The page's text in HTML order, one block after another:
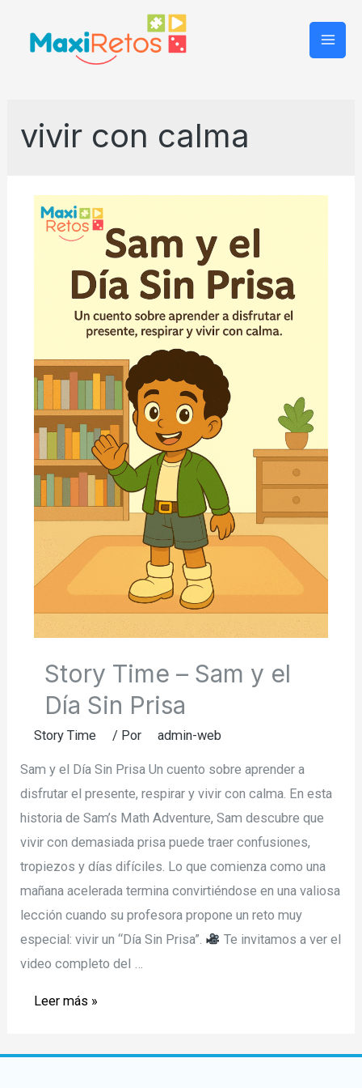
vivir con calma
Story Time – Sam y el
Día Sin Prisa
Story Time / Por admin-web
Sam y el Día Sin Prisa Un cuento sobre aprender a
disfrutar el presente, respirar y vivir con calma. En esta
historia de Sam’s Math Adventure, Sam descubre que
vivir con demasiada prisa puede traer confusiones,
tropiezos y días difíciles. Lo que comienza como una
mañana acelerada termina convirtiéndose en una valiosa
lección cuando su profesora propone un reto muy
especial: vivir un “Día Sin Prisa”.
Te invitamos a ver el
video completo del …
Story
Leer más »